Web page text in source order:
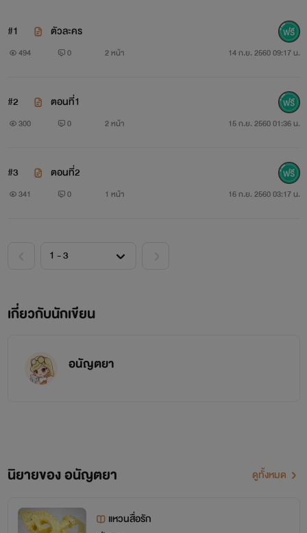
#1 ตัวละคร
494 0 2 หน้า 14 ก.ย. 2560 09:17 น.
#2 ตอนที่1
300 0 2 หน้า 15 ก.ย. 2560 01:36 น.
#3 ตอนที่2
341 0 1 หน้า 16 ก.ย. 2560 03:17 น.
เกี่ยวกับนักเขียน
อนัญตยา
นิยายของ อนัญตยา ดูทั้งหมด
แหวนสื่อรัก